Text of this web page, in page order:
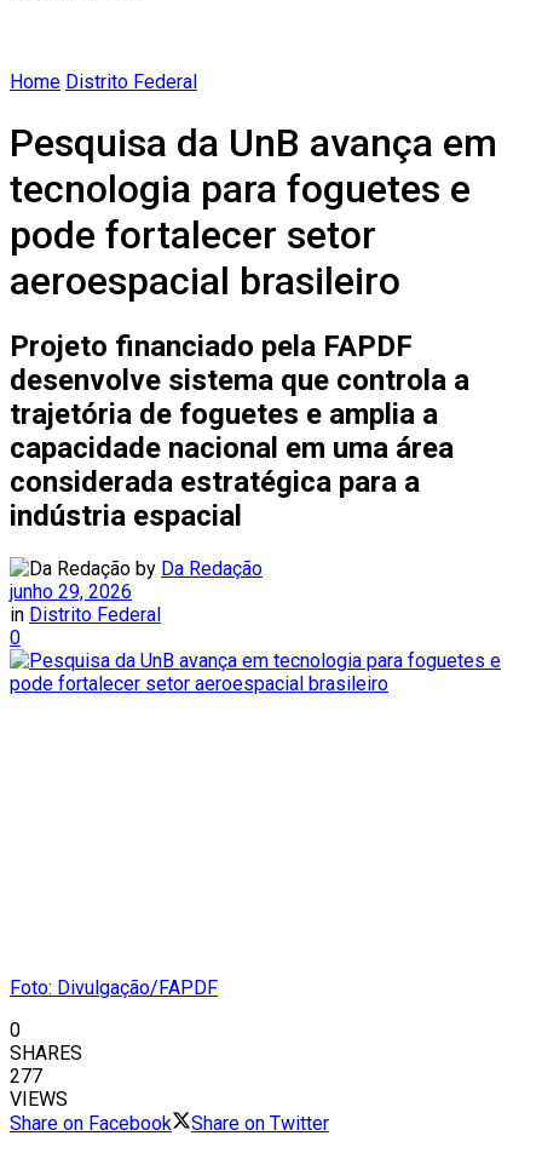
Home Distrito Federal
Pesquisa da UnB avança em
tecnologia para foguetes e
pode fortalecer setor
aeroespacial brasileiro
Projeto financiado pela FAPDF
desenvolve sistema que controla a
trajetória de foguetes e amplia a
capacidade nacional em uma área
considerada estratégica para a
indústria espacial
by Da Redação
junho 29, 2026
in Distrito Federal
0
Foto: Divulgação/FAPDF
0
SHARES
277
VIEWS
Share on Facebook
Share on Twitter